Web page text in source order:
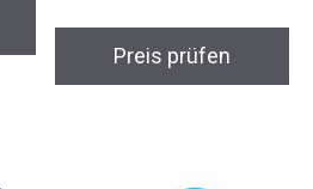
Smash Damen
Pickleballschuhe